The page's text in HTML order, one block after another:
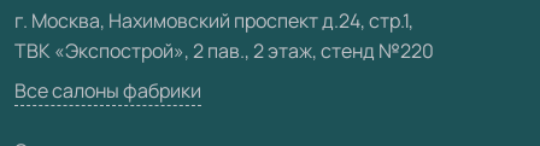
Карта сайта
г. Москва, Нахимовский проспект д.24, стр.1,
ТВК «Экспострой», 2 пав., 2 этаж, стенд №220
Все салоны фабрики